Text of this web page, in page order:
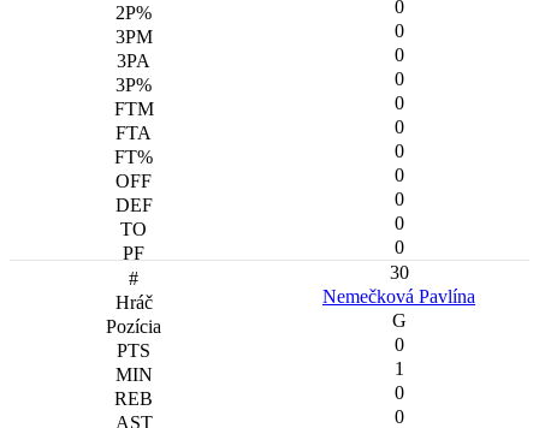
0
0
0
0
0
0
0
0
0
0
0
30
Nemečková Pavlína
G
0
1
0
0